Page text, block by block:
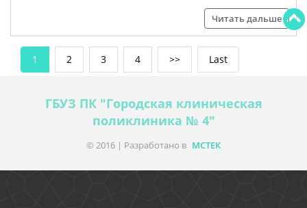
Читать дальше
1 2 3 4 >> Last
ГБУЗ ПК "Городская клиническая
поликлиника № 4"
© 2016 | Разработано в МСТЕК